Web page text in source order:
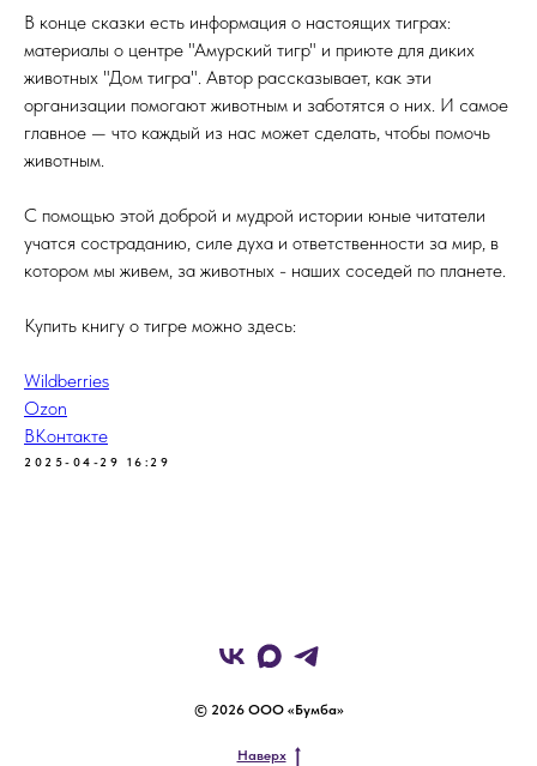
В конце сказки есть информация о настоящих тиграх:
материалы о центре "Амурский тигр" и приюте для диких
животных "Дом тигра". Автор рассказывает, как эти
организации помогают животным и заботятся о них. И самое
главное — что каждый из нас может сделать, чтобы помочь
животным.
С помощью этой доброй и мудрой истории юные читатели
учатся состраданию, силе духа и ответственности за мир, в
котором мы живем, за животных - наших соседей по планете.
Купить книгу о тигре можно здесь:
Wildberries
Ozon
ВКонтакте
2025-04-29 16:29
© 2026 ООО «Бумба»
Наверх